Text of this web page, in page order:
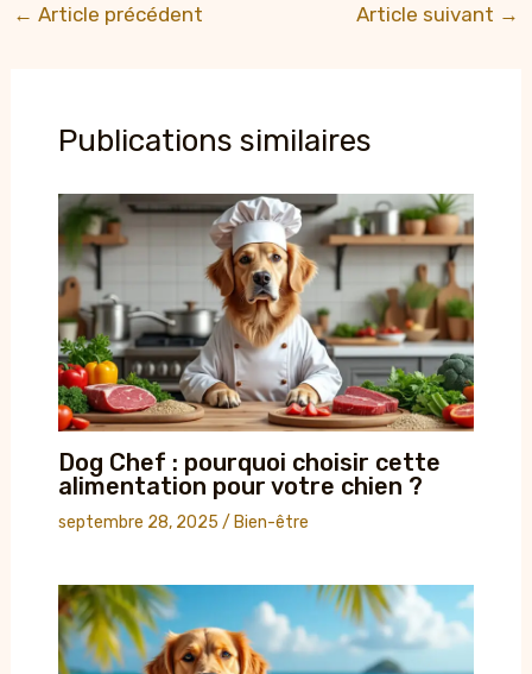
← Article précédent Article suivant →
Publications similaires
Dog Chef : pourquoi choisir cette
alimentation pour votre chien ?
septembre 28, 2025 / Bien-être